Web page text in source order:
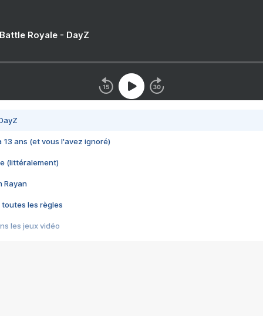
Royale - DayZ
13 ans (et vous l'avez ignoré)
(littéralement)
Rayan
toutes les règles
les jeux vidéo